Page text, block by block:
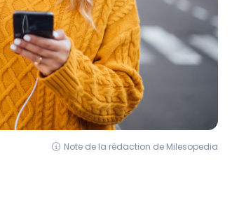
Note de la rédaction de Milesopedia